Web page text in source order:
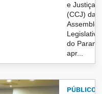
e Justiça
(CCJ) da
Legislativa
do Paraná
apr...
PÚBLICO